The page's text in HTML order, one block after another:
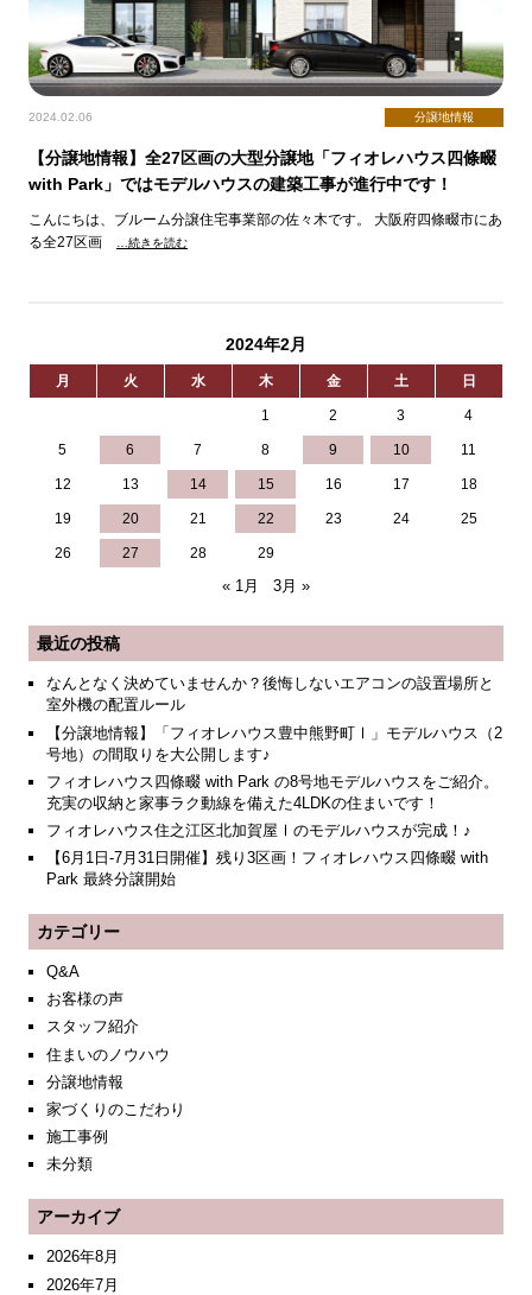
2024.02.06 分譲地情報
【分譲地情報】全27区画の大型分譲地「フィオレハウス四條畷
with Park」ではモデルハウスの建築工事が進行中です！
こんにちは、ブルーム分譲住宅事業部の佐々木です。 大阪府四條畷市にあ
る全27区画
…続きを読む
2024年2月
月 火 水 木 金 土 日
1 2 3 4
5 6 7 8 9 10 11
12 13 14 15 16 17 18
19 20 21 22 23 24 25
26 27 28 29
« 1月 3月 »
最近の投稿
なんとなく決めていませんか？後悔しないエアコンの設置場所と
室外機の配置ルール
【分譲地情報】「フィオレハウス豊中熊野町Ⅰ」モデルハウス（2
号地）の間取りを大公開します♪
フィオレハウス四條畷 with Park の8号地モデルハウスをご紹介。
充実の収納と家事ラク動線を備えた4LDKの住まいです！
フィオレハウス住之江区北加賀屋Ⅰのモデルハウスが完成！♪
【6月1日-7月31日開催】残り3区画！フィオレハウス四條畷 with
Park 最終分譲開始
カテゴリー
Q&A
お客様の声
スタッフ紹介
住まいのノウハウ
分譲地情報
家づくりのこだわり
施工事例
未分類
アーカイブ
2026年8月
2026年7月